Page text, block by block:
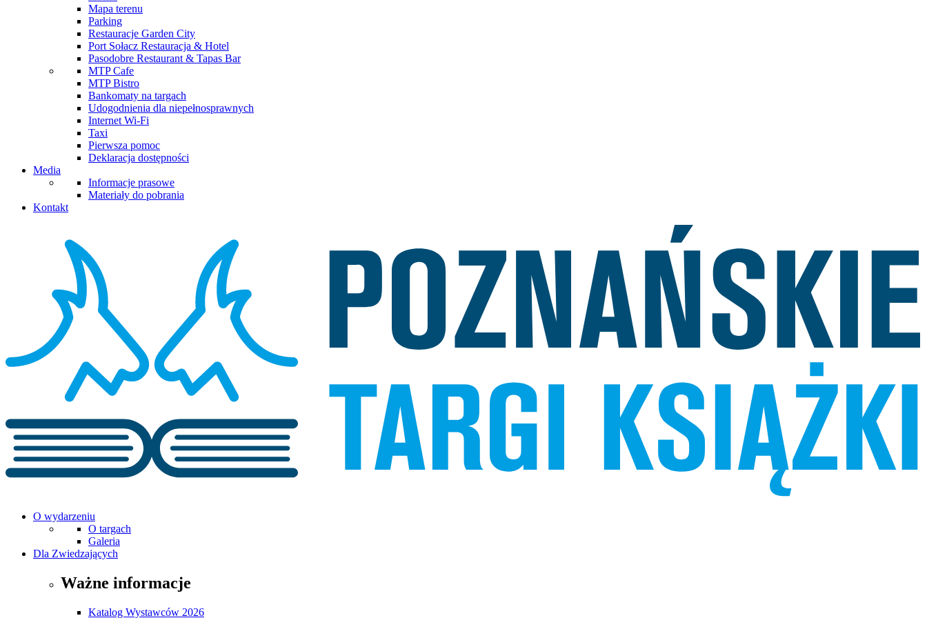
Mapa terenu
Parking
Restauracje Garden City
Port Sołacz Restauracja & Hotel
Pasodobre Restaurant & Tapas Bar
MTP Cafe
MTP Bistro
Bankomaty na targach
Udogodnienia dla niepełnosprawnych
Internet Wi-Fi
Taxi
Pierwsza pomoc
Deklaracja dostępności
Media
Informacje prasowe
Materiały do pobrania
Kontakt
O wydarzeniu
O targach
Galeria
Dla Zwiedzających
Ważne informacje
Katalog Wystawców 2026